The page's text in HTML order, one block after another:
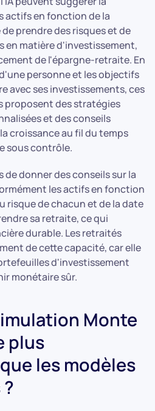
actifs en fonction de la
prendre des risques et de
en matière d'investissement,
de l'épargne-retraite. En
personne et les objectifs
avec ses investissements, ces
des stratégies
et des conseils
croissance au fil du temps
sous contrôle.
donner des conseils sur la
les actifs en fonction
risque de chacun et de la date
sa retraite, ce qui
durable. Les retraités
de cette capacité, car elle
d'investissement
monétaire sûr.
Monte
plus
les modèles